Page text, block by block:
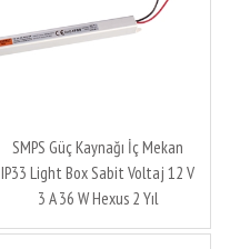
SMPS Güç Kaynağı İç Mekan
IP33 Light Box Sabit Voltaj 12 V
3 A 36 W Hexus 2 Yıl